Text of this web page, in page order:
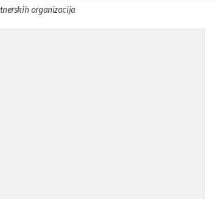
organizacija